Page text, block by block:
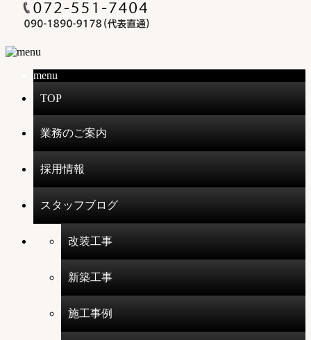
menu
TOP
業務のご案内
採用情報
スタッフブログ
改装工事
新築工事
施工事例